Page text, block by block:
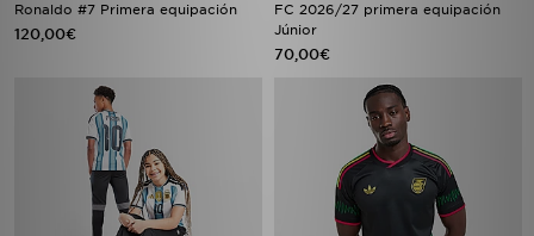
Ronaldo #7 Primera equipación
120,00€
FC 2026/27 primera equipación
Júnior
70,00€